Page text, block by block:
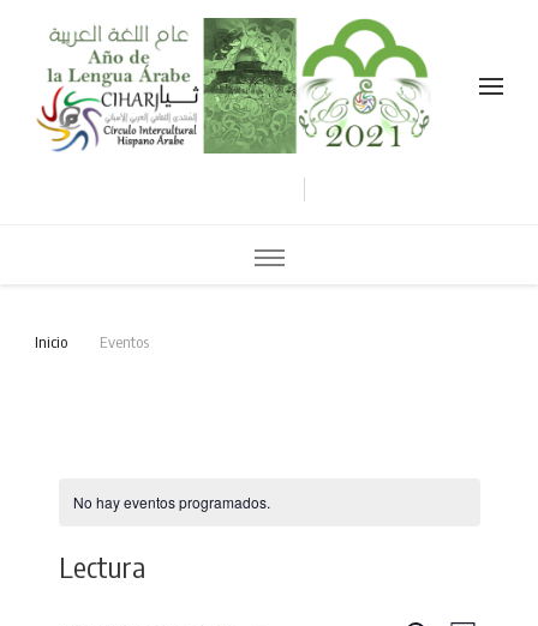
Inicio Eventos
No hay eventos programados.
Lectura